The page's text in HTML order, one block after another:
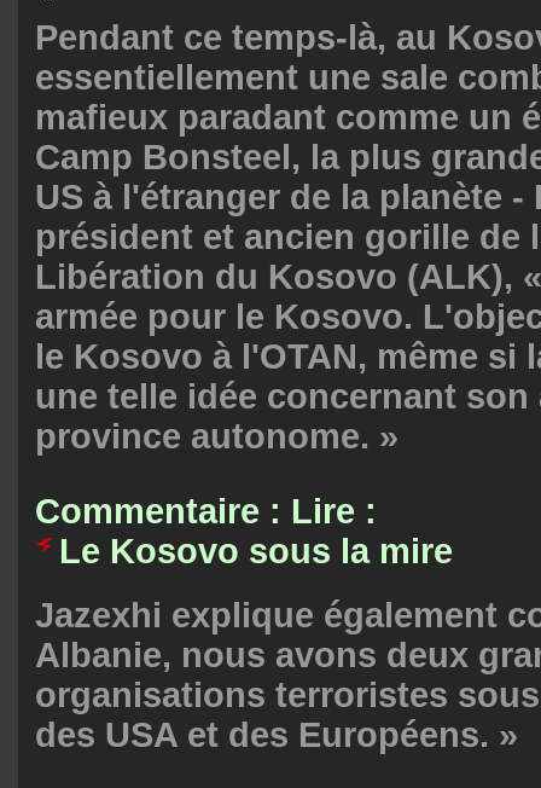
Pendant ce temps-là, au
essentiellement une sale
mafieux paradant comme un
Camp Bonsteel, la plus
US à l'étranger de la planète -
président et ancien gorille de
Libération du Kosovo (ALK),
armée pour le Kosovo.
le Kosovo à l'OTAN, même si
une telle idée concernant son
province autonome. »
Commentaire : Lire :
Le Kosovo sous la mire
Jazexhi explique également
Albanie, nous avons deux
organisations terroristes
des USA et des Européens. »